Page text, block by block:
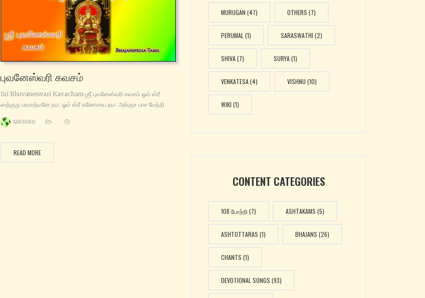
புவனேஸ்வரி கவசம்
Sri Bhuvaneswari Kavacham ஶ்ரீ புவனேஸ்வரி கவசம் ஓம் ஸ்ரீ
ஸத்குரு பரமாத்மனே நம: ஓம் ஸ்ரீ கணேசாய நம: அங்குச பாச மேந்தி
பொற்பூண் பைங்கள நிரம்பப் பூண்டாள் பதினாறு கலையெழுத்துள்
மாதாவின் கவசத்தை மங்களம் பெருகிடவே மங்கள
KANTHARAJ
READ MORE
MURUGAN (47) OTHERS (7)
PERUMAL (1) SARASWATHI (2)
SHIVA(7) SURYA(1)
VENKATESA(4) VISHNU (10)
WIKI (1)
CONTENT CATEGORIES
108 போற்றி (7) ASHTAKAMS (5)
ASHTOTTARAS (1) BHAJANS (26)
CHANTS (1)
DEVOTIONAL SONGS (93)